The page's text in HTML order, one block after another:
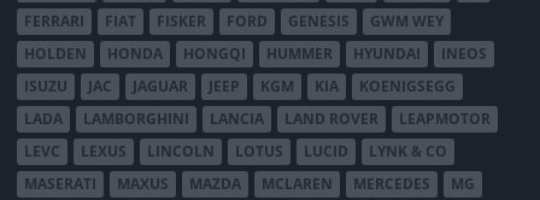
FERRARI
FIAT FISKER FORD GENESIS
GWM WEY
HOLDEN
HONDA HONGQI HUMMER HYUNDAI
INEOS
ISUZU
JAC JAGUAR JEEP KGM KIA
KOENIGSEGG
LADA
LAMBORGHINI LANCIA LAND ROVER
LEAPMOTOR
LEVC
LEXUS LINCOLN LOTUS LUCID
LYNK & CO
MASERATI
MAXUS MAZDA MCLAREN MERCEDES
MG